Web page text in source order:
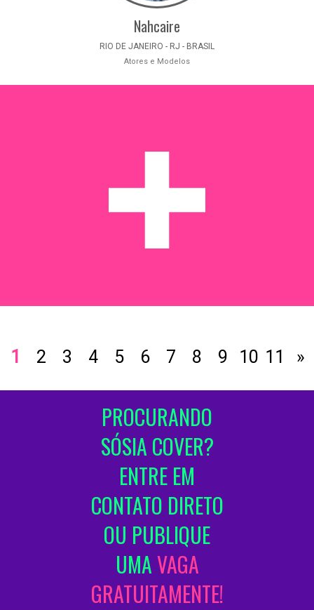
Nahcaire
RIO DE JANEIRO - RJ - BRASIL
Atores e Modelos
1 2 3 4 5 6 7 8 9 10 11 »
PROCURANDO
SÓSIA COVER?
ENTRE EM
CONTATO DIRETO
OU PUBLIQUE
UMAVAGA
GRATUITAMENTE!